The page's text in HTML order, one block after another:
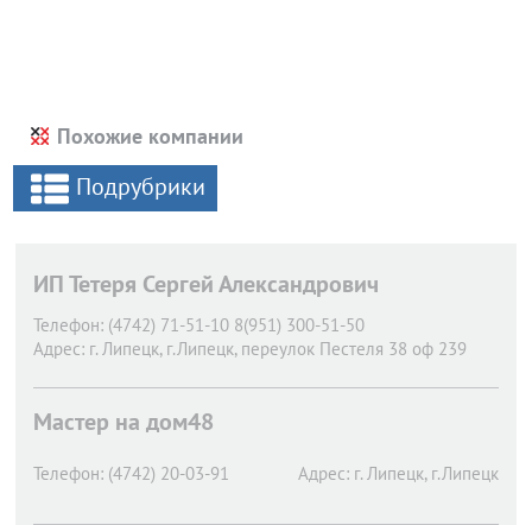
Похожие компании
Подрубрики
ИП Тетеря Сергей Александрович
Телефон: (4742) 71-51-10 8(951) 300-51-50
Адрес: г. Липецк, г.Липецк, переулок Пестеля 38 оф 239
Мастер на дом48
Телефон: (4742) 20-03-91 Адрес: г. Липецк, г.Липецк